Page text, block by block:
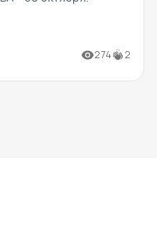
274 2